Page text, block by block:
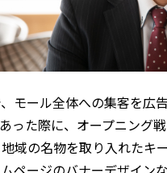
モール全体への集客を広
った際に、オープニング
域の名物を取り入れたキ